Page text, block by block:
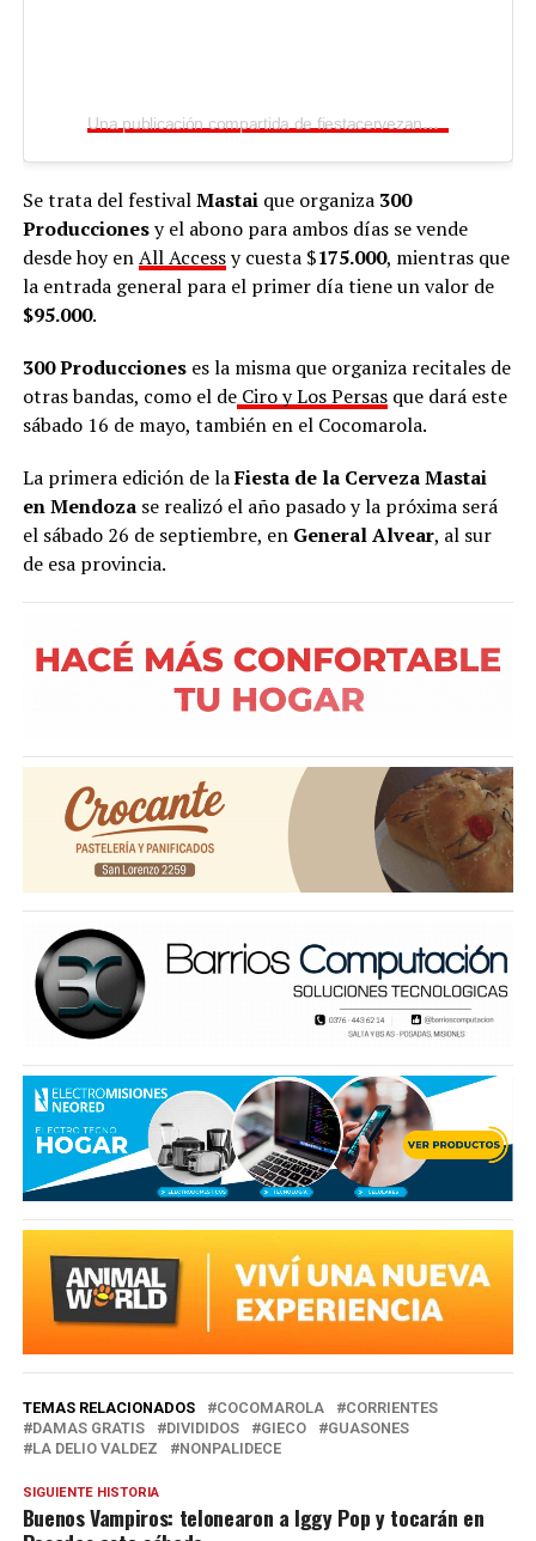
Una publicación compartida de fiestacervezanea (@fiestacervezanea)
Se trata del festivalMastaique organiza 300
Produccionesy el abono para ambos días se vende
desde hoy enAll Accessy cuesta $175.000, mientras que
la entrada general para el primer día tiene un valor de
$95.000.
300 Produccioneses la misma que organiza recitales de
otras bandas, como el deCiro y Los Persasque dará este
sábado 16 de mayo, también en el Cocomarola.
La primera edición de laFiesta de la Cerveza Mastai
en Mendozase realizó el año pasado y la próxima será
el sábado 26 de septiembre, en General Alvear, al sur
de esa provincia.
TEMAS RELACIONADOS COCOMAROLA
CORRIENTES
DAMAS GRATIS
DIVIDIDOS GIECO
GUASONES
LA DELIO VALDEZ
NONPALIDECE
SIGUIENTE HISTORIA
Buenos Vampiros: telonearon a Iggy Pop y tocarán en